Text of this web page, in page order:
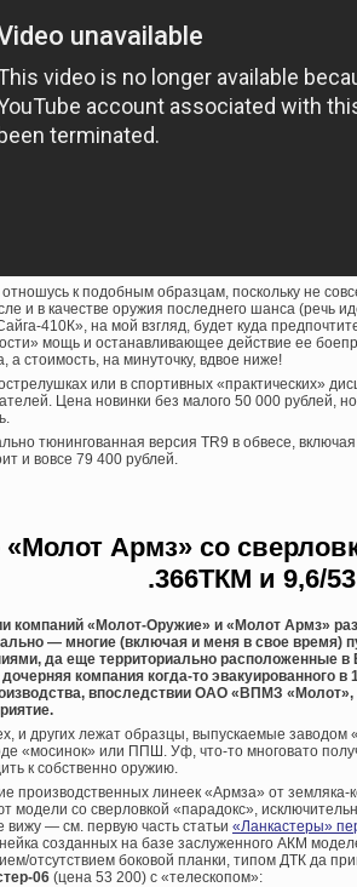
к подобным образцам, поскольку не
и в качестве оружия последнего шанса (речь
410К», на мой взгляд, будет куда
мощь и останавливающее действие ее
а стоимость, на минуточку, вдвое ниже!
или в спортивных «практических»
Цена новинки без малого 50 000 рублей,
тюнингованная версия TR9 в обвесе,
и вовсе 79 400 рублей.
Армз» со
.366ТКМ и 9,6/53
компаний «Молот-Оружие» и «Молот Армз»
— многие (включая и меня в свое время)
да еще территориально расположенные в
компания когда-то эвакуированного в
впоследствии ОАО «ВПМЗ
и других лежат образцы, выпускаемые
«мосинок» или ППШ. Уф, что-то многовато
к собственно оружию.
производственных линеек «Армза» от земляка-
модели со сверловкой «парадокс»,
вижу — см. первую часть статьи «Ланкастеры»
созданных на базе заслуженного АКМ
отсутствием боковой планки, типом ДТК да
06 (цена 53 200) с «телескопом»: